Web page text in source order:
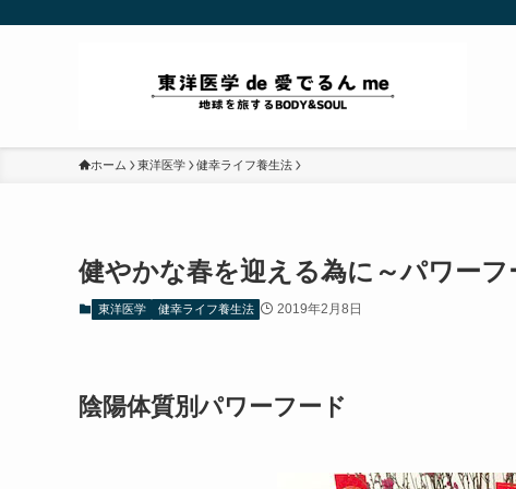
ホーム 東洋医学 健幸ライフ養生法
健やかな春を迎える為に～パワーフ
東洋医学 健幸ライフ養生法 2019年2月8日
陰陽体質別パワーフード